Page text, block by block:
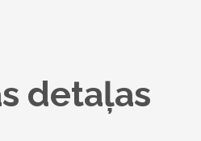
detaļas